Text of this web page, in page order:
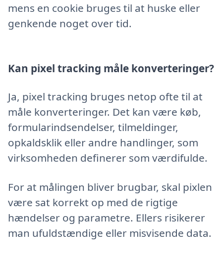
mens en cookie bruges til at huske eller
genkende noget over tid.
Kan pixel tracking måle konverteringer?
Ja, pixel tracking bruges netop ofte til at
måle konverteringer. Det kan være køb,
formularindsendelser, tilmeldinger,
opkaldsklik eller andre handlinger, som
virksomheden definerer som værdifulde.
For at målingen bliver brugbar, skal pixlen
være sat korrekt op med de rigtige
hændelser og parametre. Ellers risikerer
man ufuldstændige eller misvisende data.